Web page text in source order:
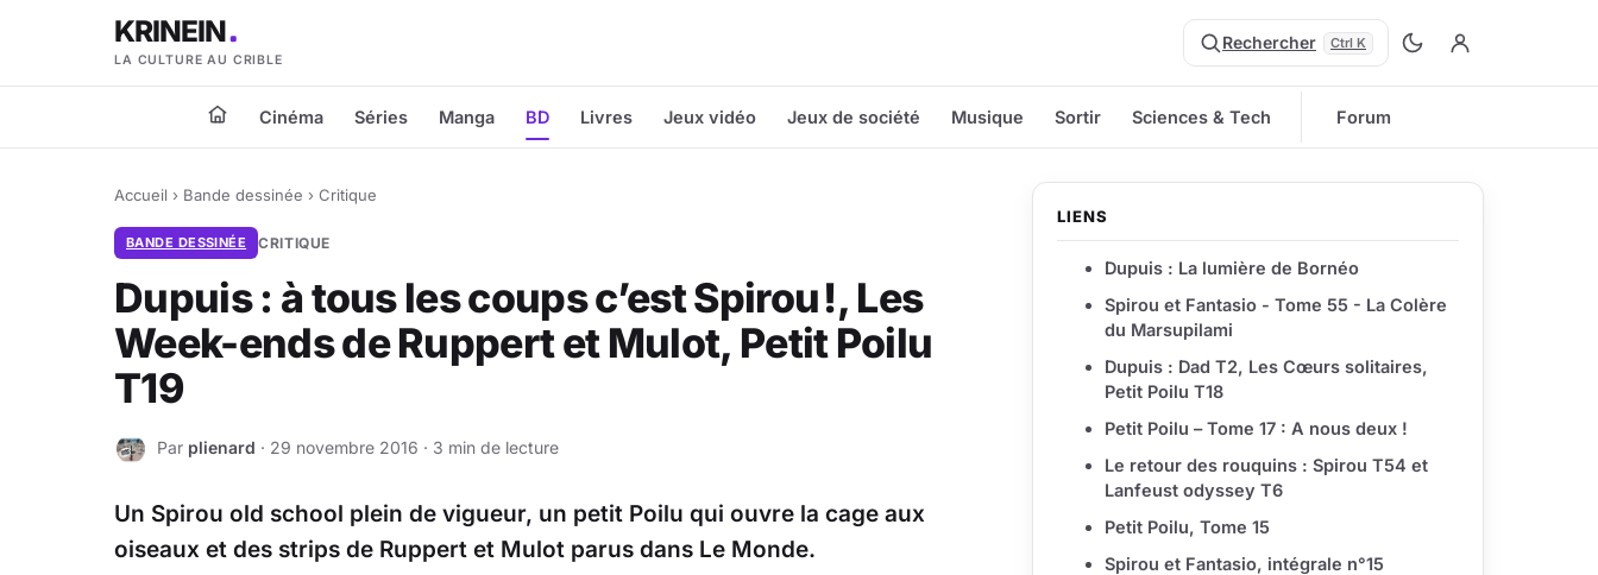
KRINEIN
LA CULTURE AU CRIBLE
Rechercher Ctrl K
Cinéma Séries Manga BD Livres Jeux vidéo Jeux de société Musique Sortir Sciences & Tech Forum
Accueil › Bande dessinée › Critique
BANDE DESSINÉE CRITIQUE
Dupuis : à tous les coups c’est Spirou !, Les
Week-ends de Ruppert et Mulot, Petit Poilu
T19
P Par plienard · 29 novembre 2016 · 3 min de lecture
Un Spirou old school plein de vigueur, un petit Poilu qui ouvre la cage aux
oiseaux et des strips de Ruppert et Mulot parus dans Le Monde.
LIENS
Dupuis : La lumière de Bornéo
Spirou et Fantasio - Tome 55 - La Colère
du Marsupilami
Dupuis : Dad T2, Les Cœurs solitaires,
Petit Poilu T18
Petit Poilu – Tome 17 : A nous deux !
Le retour des rouquins : Spirou T54 et
Lanfeust odyssey T6
Petit Poilu, Tome 15
Spirou et Fantasio, intégrale n°15